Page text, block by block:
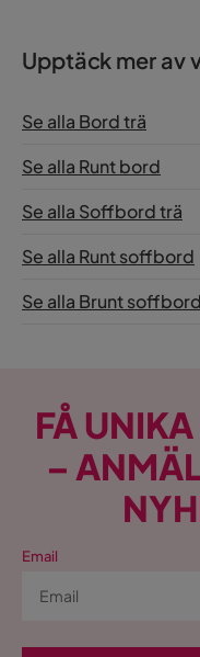
Upptäck mer av
Se alla Bord trä
Se alla Runt bord
Se alla Soffbord trä
Se alla Runt soffbord
Se alla Brunt soffbord
FÅ
–
Email